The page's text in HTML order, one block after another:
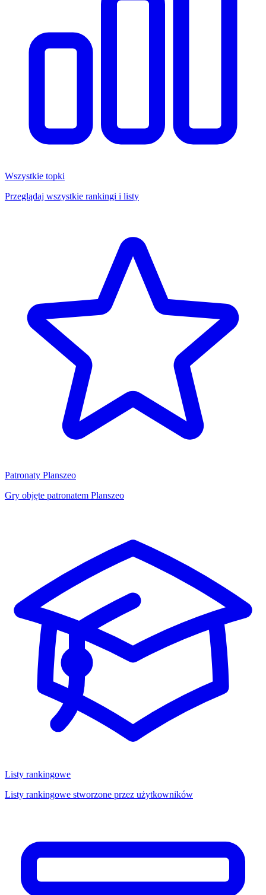
Wszystkie topki
Przeglądaj wszystkie rankingi i listy
Patronaty Planszeo
Gry objęte patronatem Planszeo
Listy rankingowe
Listy rankingowe stworzone przez użytkowników